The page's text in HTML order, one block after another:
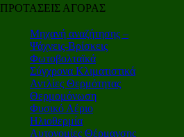
ΠΡΟΤΑΣΕΙΣ ΑΓΟΡΑΣ
Μηχανή αναζήτησης –
Ψάχνεις-Βρίσκεις
Φωτοβολταϊκά
Σύγχρονα Κλιματιστικά
Αντλίες Θερμότητας
Θερμομόνωση
Φυσικό Αέριο
Ηλιοθερμία
Αυτονομίες Θέρμανσης